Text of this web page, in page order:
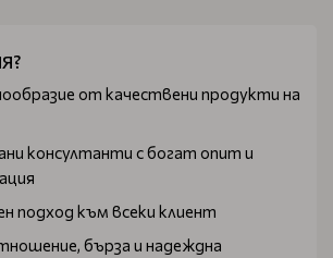
от качествени продукти на
консултанти с богат опит и
подход към всеки клиент
бърза и надеждна